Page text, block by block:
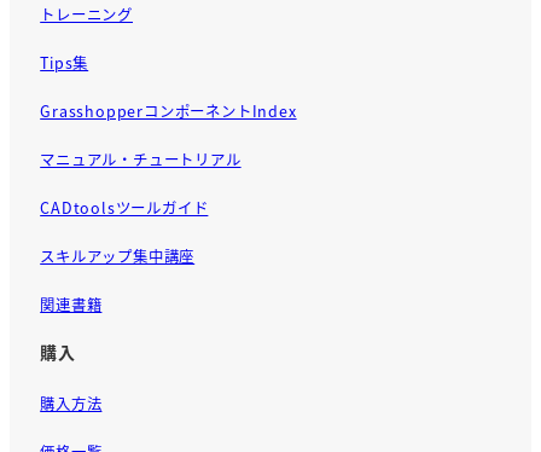
トレーニング
Tips集
GrasshopperコンポーネントIndex
マニュアル・チュートリアル
CADtoolsツールガイド
スキルアップ集中講座
関連書籍
購入
購入方法